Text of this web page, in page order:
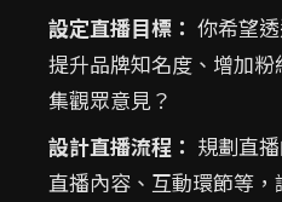
設定直播目標： 你希望
提升品牌知名度、增加
集觀眾意見？
設計直播流程： 規劃直
直播內容、互動環節等